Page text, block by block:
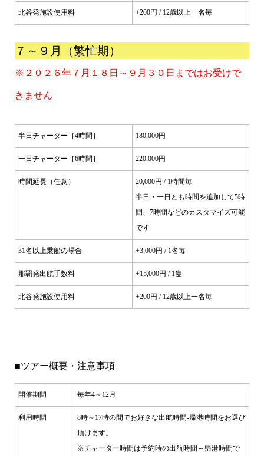
北谷発施設使用料 +200円 / 12歳以上一名毎
７～９月（繁忙期）
※２０２６年７月１８日～９月３０日まではお受けで
きません
半日チャーター［4時間］ 180,000円
一日チャーター［6時間］ 220,000円
時間延長（任意）
20,000円 / 1時間毎
半日・一日とも時間を追加して5時
間、7時間などのカスタマイズ可能
です
31名以上乗船の場合 +3,000円 / 1名毎
那覇発出航手数料 +15,000円 / 1隻
北谷発施設使用料 +200円 / 12歳以上一名毎
■ツアー概要・注意事項
開催期間 毎年4～12月
利用時間
8時～17時の間でお好きな出航時間-帰港時間をお選び
頂けます。
※チャーター時間は予約時の出航時間～帰港時間で